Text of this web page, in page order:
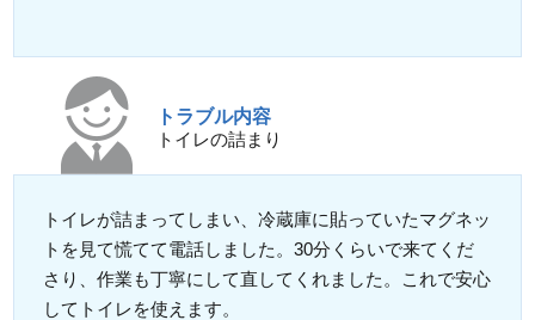
トラブル内容
トイレの詰まり
トイレが詰まってしまい、冷蔵庫に貼っていたマグネッ
トを見て慌てて電話しました。30分くらいで来てくだ
さり、作業も丁寧にして直してくれました。これで安心
してトイレを使えます。